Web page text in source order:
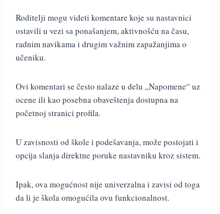
Roditelji mogu videti komentare koje su nastavnici
ostavili u vezi sa ponašanjem, aktivnošću na času,
radnim navikama i drugim važnim zapažanjima o
učeniku.
Ovi komentari se često nalaze u delu „Napomene“ uz
ocene ili kao posebna obaveštenja dostupna na
početnoj stranici profila.
U zavisnosti od škole i podešavanja, može postojati i
opcija slanja direktne poruke nastavniku kroz sistem.
Ipak, ova mogućnost nije univerzalna i zavisi od toga
da li je škola omogućila ovu funkcionalnost.